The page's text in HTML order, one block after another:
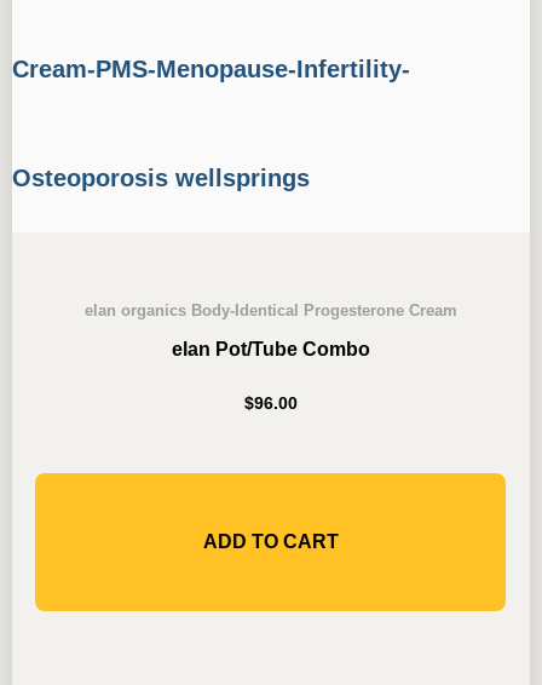
elan organics Body-Identical Progesterone Cream
elan Pot/Tube Combo
$96.00
ADD TO CART